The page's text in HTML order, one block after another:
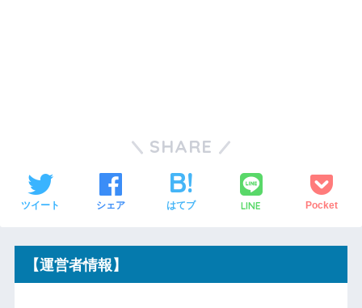
SHARE
ツイート シェア はてブ LINE Pocket
【運営者情報】